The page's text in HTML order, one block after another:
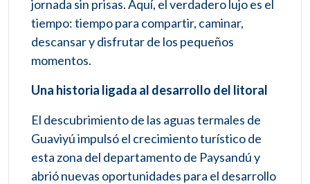
jornada sin prisas. Aquí, el verdadero lujo es el
tiempo: tiempo para compartir, caminar,
descansar y disfrutar de los pequeños
momentos.
Una historia ligada al desarrollo del litoral
El descubrimiento de las aguas termales de
Guaviyú impulsó el crecimiento turístico de
esta zona del departamento de Paysandú y
abrió nuevas oportunidades para el desarrollo